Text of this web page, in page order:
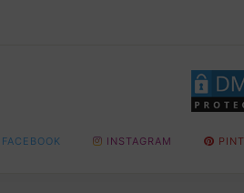
FACEBOOK INSTAGRAM